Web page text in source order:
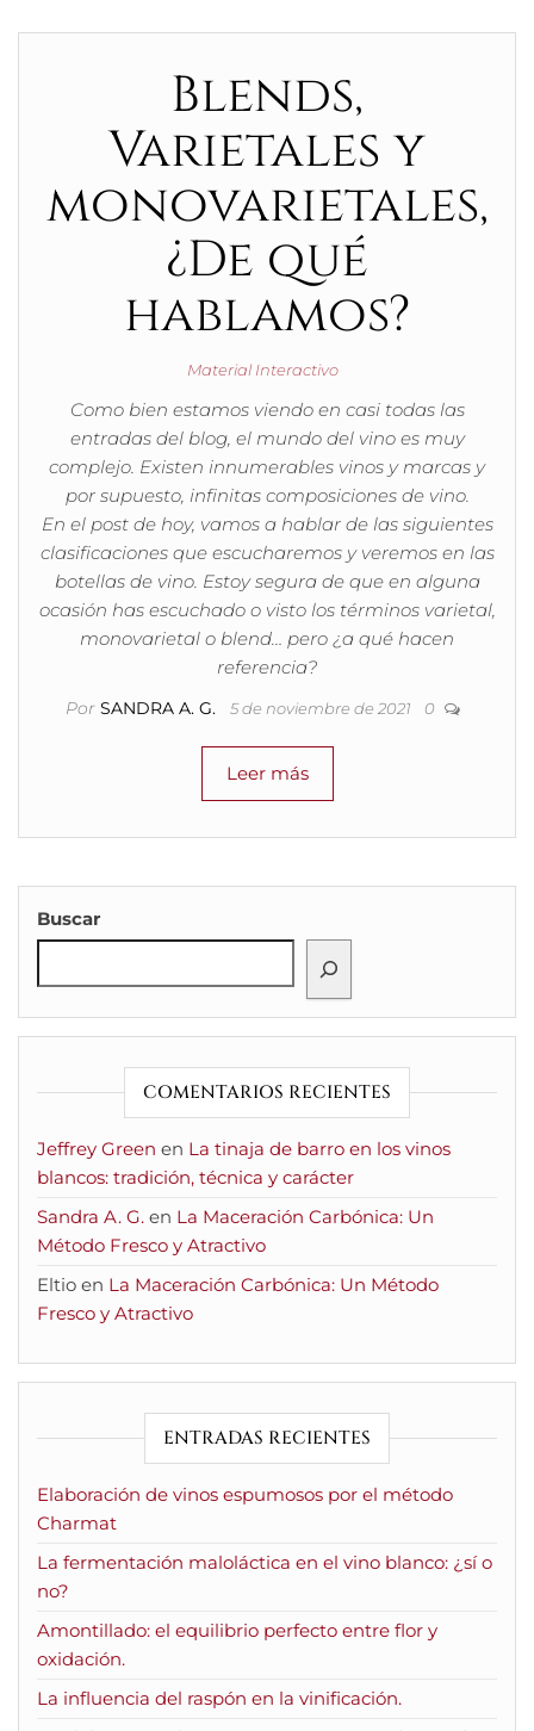
Blends,
Varietales y
monovarietales,
¿De qué
hablamos?
Material Interactivo
Como bien estamos viendo en casi todas las
entradas del blog, el mundo del vino es muy
complejo. Existen innumerables vinos y marcas y
por supuesto, infinitas composiciones de vino.
En el post de hoy, vamos a hablar de las siguientes
clasificaciones que escucharemos y veremos en las
botellas de vino. Estoy segura de que en alguna
ocasión has escuchado o visto los términos varietal,
monovarietal o blend… pero ¿a qué hacen
referencia?
Por SANDRA A. G. 5 de noviembre de 2021 0
Leer más
Buscar
COMENTARIOS RECIENTES
Jeffrey Green en La tinaja de barro en los vinos
blancos: tradición, técnica y carácter
Sandra A. G. en La Maceración Carbónica: Un
Método Fresco y Atractivo
Eltio en La Maceración Carbónica: Un Método
Fresco y Atractivo
ENTRADAS RECIENTES
Elaboración de vinos espumosos por el método
Charmat
La fermentación maloláctica en el vino blanco: ¿sí o
no?
Amontillado: el equilibrio perfecto entre flor y
oxidación.
La influencia del raspón en la vinificación.